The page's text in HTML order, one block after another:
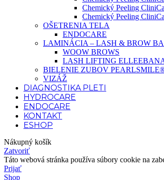
Chemický Peeling
Chemický Peeling
OŠETRENIA TELA
ENDOCARE
LAMINÁCIA – LASH & BROW
WOOW BROWS
LASH LIFTING
BIELENIE ZUBOV
VIZÁŽ
DIAGNOSTIKA PLETI
HYDROCARE
ENDOCARE
KONTAKT
ESHOP
Nákupný košík
Zatvoriť
Táto webová stránka používa súbory cookie na
Prijať
Shop